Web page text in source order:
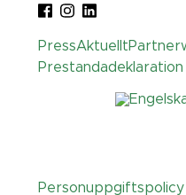
PressAktuellt
Prestandadeklaration
Personuppgiftspolicy